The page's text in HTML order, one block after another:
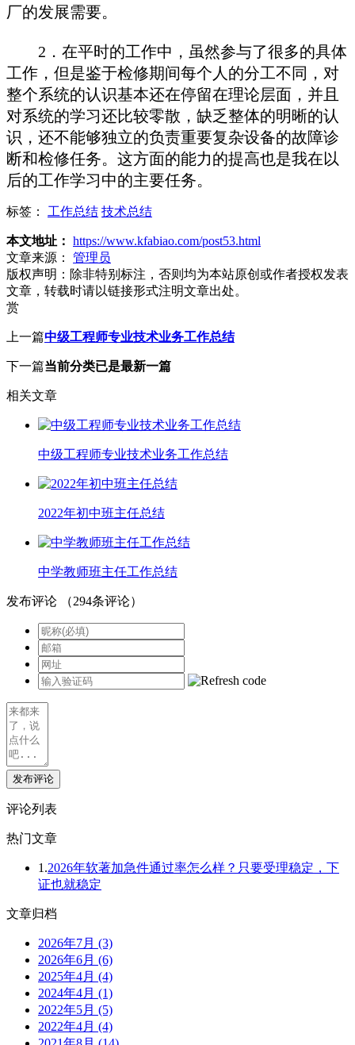
厂的发展需要。
2．在平时的工作中，虽然参与了很多的具体
工作，但是鉴于检修期间每个人的分工不同，对
整个系统的认识基本还在停留在理论层面，并且
对系统的学习还比较零散，缺乏整体的明晰的认
识，还不能够独立的负责重要复杂设备的故障诊
断和检修任务。这方面的能力的提高也是我在以
后的工作学习中的主要任务。
标签： 工作总结 技术总结
本文地址： https://www.kfabiao.com/post53.html
文章来源：
管理员
版权声明： 除非特别标注，否则均为本站原创或作者授权发表
文章，转载时请以链接形式注明文章出处。
赏
上一篇中级工程师专业技术业务工作总结
下一篇当前分类已是最新一篇
相关文章
中级工程师专业技术业务工作总结
2022年初中班主任总结
中学教师班主任工作总结
发布评论 （294条评论）
发布评论
评论列表
热门文章
1.2026年软著加急件通过率怎么样？只要受理稳定，下
证也就稳定
文章归档
2026年7月 (3)
2026年6月 (6)
2025年4月 (4)
2024年4月 (1)
2022年5月 (5)
2022年4月 (4)